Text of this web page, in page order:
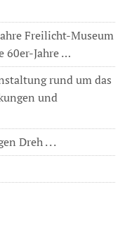
Freilicht-Museum
60er-Jahre …
rund um das
und
Dreh . . .